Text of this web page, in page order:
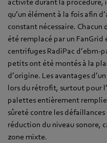
activité durant la procédure,
qu’un élément à la fois afin
constant nécessaire. Chacun
été remplacé par un
centrifuges RadiPac d’ebm-
petits ont été montés à la
d’origine. Les avantages
lors du rétrofit, surtout pour
palettes entièrement
sûreté contre les
réduction du niveau sonore,
zone mixte.